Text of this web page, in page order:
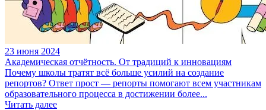
23 июня 2024
Академическая отчётность. От традиций к инновациям
Почему школы тратят всё больше усилий на создание
репортов? Ответ прост — репорты помогают всем участникам
образовательного процесса в достижении более...
Читать далее